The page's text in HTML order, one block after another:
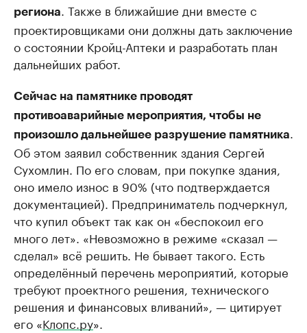
региона. Также в ближайшие дни вместе с
проектировщиками они должны дать заключение
о состоянии Кройц-Аптеки и разработать план
дальнейших работ.
Сейчас на памятнике проводят
противоаварийные мероприятия, чтобы не
произошло дальнейшее разрушение памятника.
Об этом заявил собственник здания Сергей
Сухомлин. По его словам, при покупке здания,
оно имело износ в 90% (что подтверждается
документацией). Предприниматель подчеркнул,
что купил объект так как он «беспокоил его
много лет». «Невозможно в режиме «сказал —
сделал» всё решить. Не бывает такого. Есть
определённый перечень мероприятий, которые
требуют проектного решения, технического
решения и финансовых вливаний», — цитирует
его «Клопс.ру».